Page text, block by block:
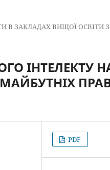
В ЗАКЛАДАХ ВИЩОЇ ОСВІТИ
ІНТЕЛЕКТУ
PDF